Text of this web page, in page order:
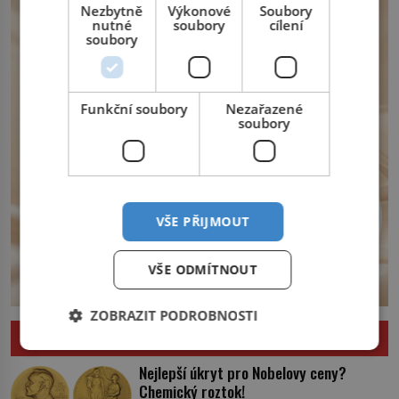
Nejlepší úkryt pro Nobelovy ceny?
Chemický roztok!
Nezbytně
nutné
soubory
Výkonové
soubory
Soubory
cílení
Funkční soubory
Nezařazené
soubory
VŠE PŘIJMOUT
VŠE ODMÍTNOUT
ZOBRAZIT PODROBNOSTI